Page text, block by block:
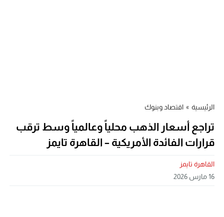
الرئيسية » اقتصاد وبنوك
تراجع أسعار الذهب محلياً وعالمياً وسط ترقب
قرارات الفائدة الأمريكية – القاهرة تايمز
القاهرة تايمز
16 مارس 2026